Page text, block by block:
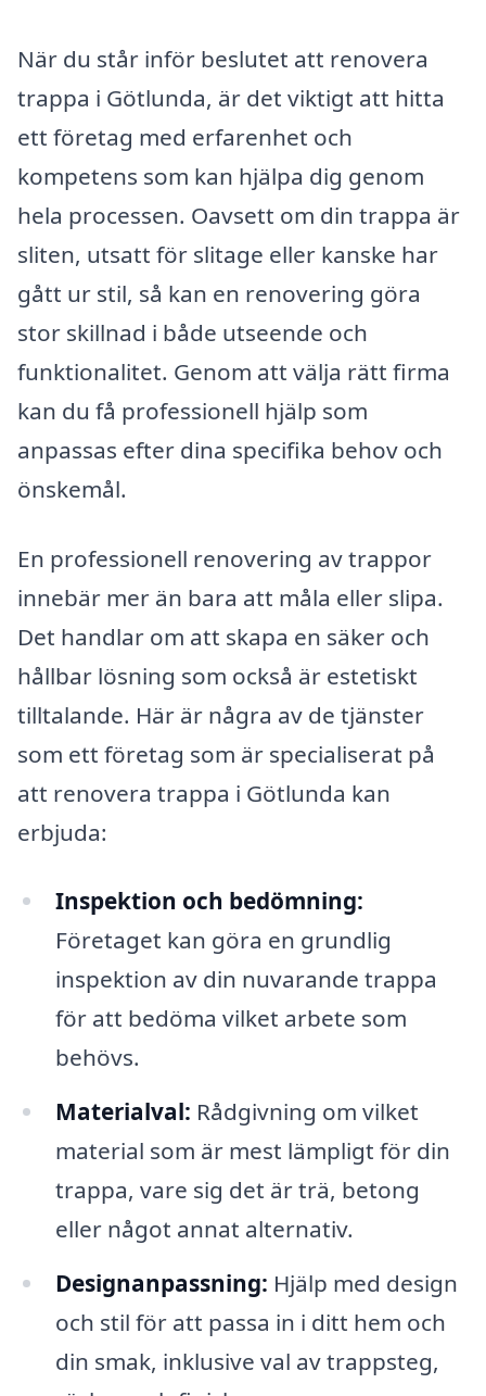
När du står inför beslutet att renovera
trappa i Götlunda, är det viktigt att hitta
ett företag med erfarenhet och
kompetens som kan hjälpa dig genom
hela processen. Oavsett om din trappa är
sliten, utsatt för slitage eller kanske har
gått ur stil, så kan en renovering göra
stor skillnad i både utseende och
funktionalitet. Genom att välja rätt firma
kan du få professionell hjälp som
anpassas efter dina specifika behov och
önskemål.
En professionell renovering av trappor
innebär mer än bara att måla eller slipa.
Det handlar om att skapa en säker och
hållbar lösning som också är estetiskt
tilltalande. Här är några av de tjänster
som ett företag som är specialiserat på
att renovera trappa i Götlunda kan
erbjuda:
Inspektion och bedömning:
Företaget kan göra en grundlig
inspektion av din nuvarande trappa
för att bedöma vilket arbete som
behövs.
Materialval: Rådgivning om vilket
material som är mest lämpligt för din
trappa, vare sig det är trä, betong
eller något annat alternativ.
Designanpassning: Hjälp med design
och stil för att passa in i ditt hem och
din smak, inklusive val av trappsteg,